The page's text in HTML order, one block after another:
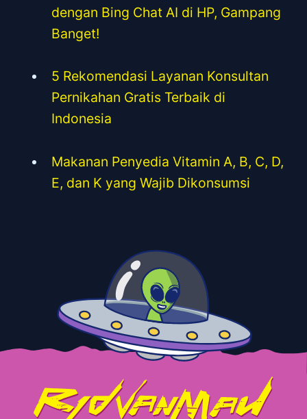
dengan Bing Chat AI di HP, Gampang
Banget!
5 Rekomendasi Layanan Konsultan
Pernikahan Gratis Terbaik di
Indonesia
Makanan Penyedia Vitamin A, B, C, D,
E, dan K yang Wajib Dikonsumsi